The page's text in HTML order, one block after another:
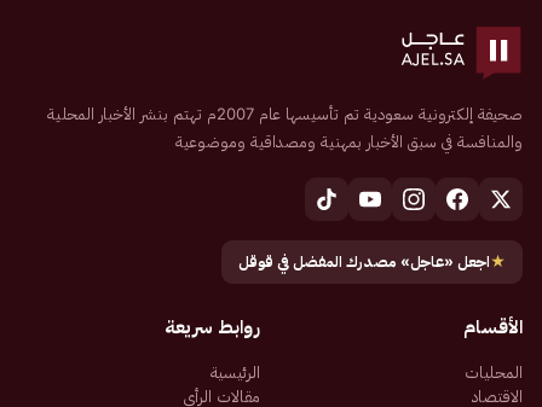
صحيفة إلكترونية سعودية تم تأسيسها عام 2007م تهتم بنشر الأخبار المحلية
والمنافسة في سبق الأخبار بمهنية ومصداقية وموضوعية
★اجعل «عاجل» مصدرك المفضل في قوقل
الأقسام
المحليات
الاقتصاد
روابط سريعة
الرئيسية
مقالات الرأي